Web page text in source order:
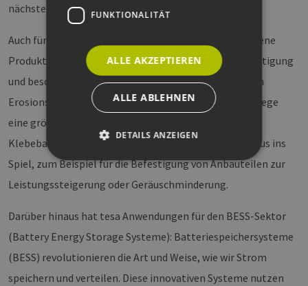
nächsten Generation.
Auch für den Windenergiesektor bietet tesa verschiedene
Produkte: Neben Anwendungen für die Rotorblatt-Fertigung
und besonders resistenten Tapes, zum Beispiel für den
Erosionsschutz, spielen Produkte für Wartung und Pflege
eine größer werdende Rolle. Dabei kommen spezielle
Klebeband-Lösungen wie das Multitalent tesa® ACXplus ins
Spiel, zum Beispiel für die Befestigung von Anbauteilen zur
Leistungssteigerung oder Geräuschminderung.
Darüber hinaus hat tesa Anwendungen für den BESS-Sektor
(Battery Energy Storage Systeme): Batteriespeichersysteme
(BESS) revolutionieren die Art und Weise, wie wir Strom
speichern und verteilen. Diese innovativen Systeme nutzen
FUNKTIONALITÄT
ALLE AKZEPTIEREN
ALLE ABLEHNEN
DETAILS ANZEIGEN
Unbedingt erforderlich
Performance
Unbedingt erforderliche Cookies ermöglichen
wesentliche Kernfunktionen der Website wie die
Benutzeranmeldung und die Kontoverwaltung.
Ohne die unbedingt erforderlichen Cookies
kann die Website nicht ordnungsgemäß